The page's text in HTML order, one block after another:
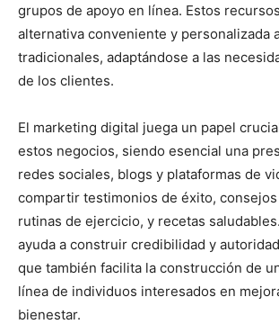
grupos de apoyo en línea. Estos
alternativa conveniente y personalizada
tradicionales, adaptándose a las
de los clientes.
El marketing digital juega un papel
estos negocios, siendo esencial una
redes sociales, blogs y plataformas de
compartir testimonios de éxito, consejos
rutinas de ejercicio, y recetas
ayuda a construir credibilidad y
que también facilita la construcción de
línea de individuos interesados en
bienestar.